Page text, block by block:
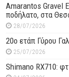
Amarantos Gravel
ποδήλατο, στα
28/07/2026
20ο ετάπ Γύρου
25/07/2026
Shimano RX710: